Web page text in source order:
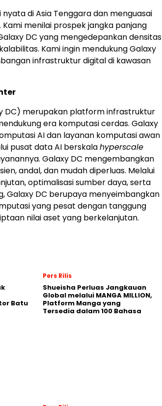
di Asia Tenggara dan menguasai
menilai prospek jangka panjang
DC yang mengedepankan densitas
Kami ingin mendukung Galaxy
infrastruktur digital di kawasan
DC) merupakan platform infrastruktur
era komputasi cerdas. Galaxy
AI dan layanan komputasi awan
pusat data AI berskalahyperscale
Galaxy DC mengembangkan
andal, dan mudah diperluas. Melalui
optimalisasi sumber daya, serta
Galaxy DC berupaya menyeimbangkan
yang pesat dengan tanggung
nilai aset yang berkelanjutan.
Batu
Pers Rilis
Shueisha Perluas Jangkauan
Global melalui MANGA MILLION,
Platform Manga yang
Tersedia dalam 100 Bahasa